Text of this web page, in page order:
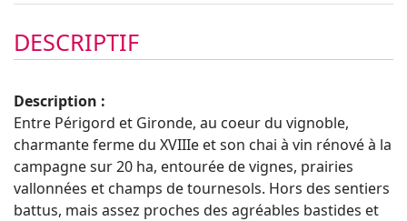
DESCRIPTIF
Description :
Entre Périgord et Gironde, au coeur du vignoble,
charmante ferme du XVIIIe et son chai à vin rénové à la
campagne sur 20 ha, entourée de vignes, prairies
vallonnées et champs de tournesols. Hors des sentiers
battus, mais assez proches des agréables bastides et